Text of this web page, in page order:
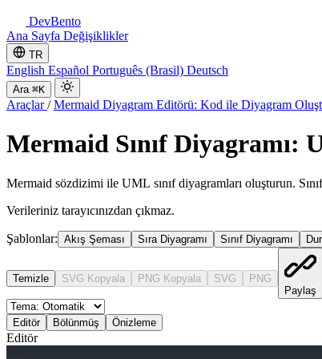
DevBento
Ana Sayfa Değişiklikler
TR
English Español Português (Brasil) Deutsch
Ara ⌘K
Araçlar/ Mermaid Diyagram Editörü: Kod ile Diyagram
Mermaid Sınıf Diyagramı:
Mermaid sözdizimi ile UML sınıf diyagramları oluşturun.
Verileriniz tarayıcınızdan çıkmaz.
Şablonlar: Akış Şeması Sıra Diyagramı Sınıf Diyagramı
Temizle SVG Kopyala PNG Kopyala SVG
PNG
Paylaş
Editör Bölünmüş Önizleme
Editör